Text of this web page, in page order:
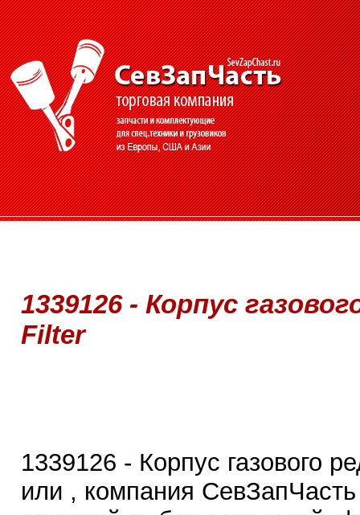
1339126 - Корпус
Filter
1339126 - Корпус газового
или , компания СевЗапЧасть